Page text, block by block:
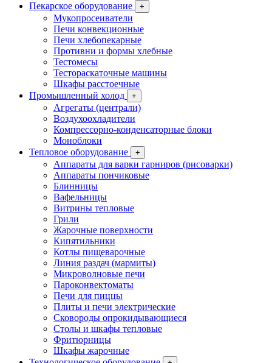
Пекарское оборудование
+
Мукопросеиватели
Печи конвекционные
Печи хлебопекарные
Противни и формы хлебные
Тестомесы
Тестораскаточные машины
Шкафы расстоечные
Промышленный холод
+
Агрегаты (централи)
Воздухоохладители
Компрессорно-конденсаторные блоки
Моноблоки
Тепловое оборудование
+
Аппараты для варки гарниров (рисоварки)
Аппараты пончиковые
Блинницы
Вафельницы
Витрины тепловые
Грили
Жарочные поверхности
Кипятильники
Котлы пищеварочные
Линия раздач (мармиты)
Микроволновые печи
Пароконвектоматы
Печи для пиццы
Плиты и печи электрические
Сковороды опрокидывающиеся
Столы и шкафы тепловые
Фритюрницы
Шкафы жарочные